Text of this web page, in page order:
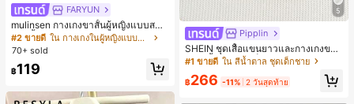
FARYUN
mulinsen กางเกงขาสั้นผู้หญิงแบบสบา
ยๆ สีพื้น หลวม อเนกประสงค์ กางเกงขา
สั้นกีฬา 2-In-1 สำหรับวิ่ง ฟิตเนส และก
#2 ขายดี
ใน กางเกงในผู้หญิงแบบแอคทีฟ
70+ sold
฿119
5
Pipplin
SHEIN ชุดเสื้อแขนยาวและกางเกงขาย
าว 2 ชิ้น สำหรับเด็กทารกชาย/หญิง ยูนิ
เซ็กซ์ สไตล์วินเทจ ลำลอง ฤดูใบไม้ร่วง/
ฤดูหนาว ชุดเสื้อผ้าเด็กทารกชาย นุ่มนิ่
#1 ขายดี ใน สีน้ำตาล ชุดเด็กชาย
฿266 -11% 2 วันสุดท้าย